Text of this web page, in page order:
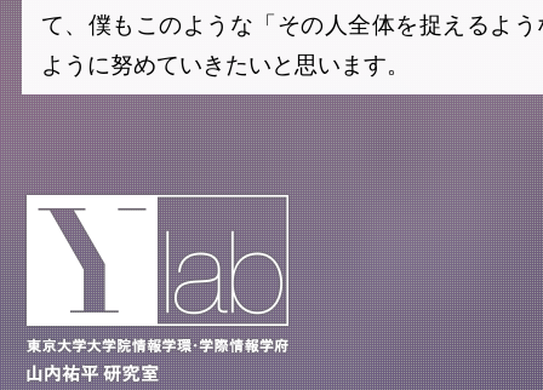
て、僕もこのような「その人全体を捉えるよ
ように努めていきたいと思います。